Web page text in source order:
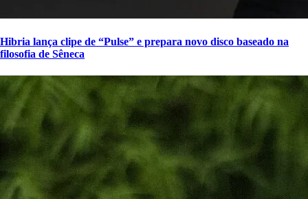
Hibria lança clipe de “Pulse” e prepara novo disco baseado na
filosofia de Sêneca